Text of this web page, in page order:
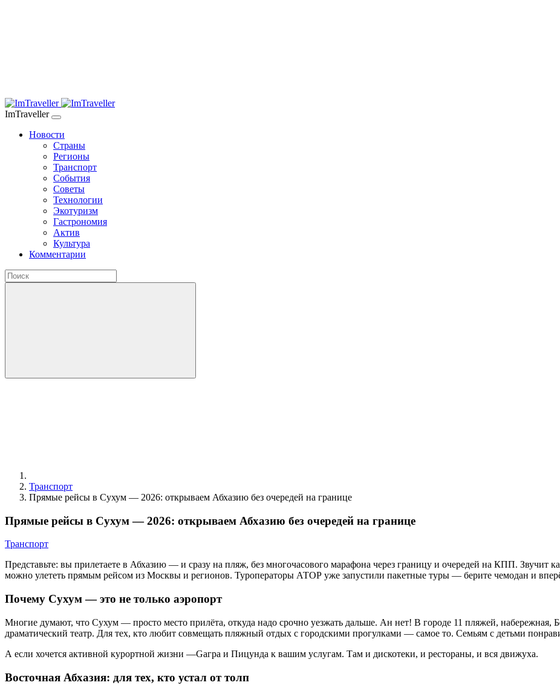
ImTraveller
Новости
Страны
Регионы
Транспорт
События
Советы
Технологии
Экотуризм
Гастрономия
Актив
Культура
Комментарии
Транспорт
Прямые рейсы в Сухум — 2026: открываем Абхазию без очередей на границе
Прямые рейсы в Сухум — 2026: открываем Абхазию без очередей на границе
Транспорт
Представьте: вы прилетаете в Абхазию — и сразу на пляж, без многочасового марафона через границу и очередей на КПП. Звучит
можно улететь прямым рейсом из Москвы и регионов. Туроператоры АТОР уже запустили пакетные туры — берите чемодан и
Почему Сухум — это не только аэропорт
Многие думают, что Сухум — просто место прилёта, откуда надо срочно уезжать дальше. Ан нет! В городе 11 пляжей, набережная,
драматический театр. Для тех, кто любит совмещать пляжный отдых с городскими прогулками — самое то. Семьям с детьми
А если хочется активной курортной жизни —Gaгра и Пицунда к вашим услугам. Там и дискотеки, и рестораны, и вся движуха.
Восточная Абхазия: для тех, кто устал от толп